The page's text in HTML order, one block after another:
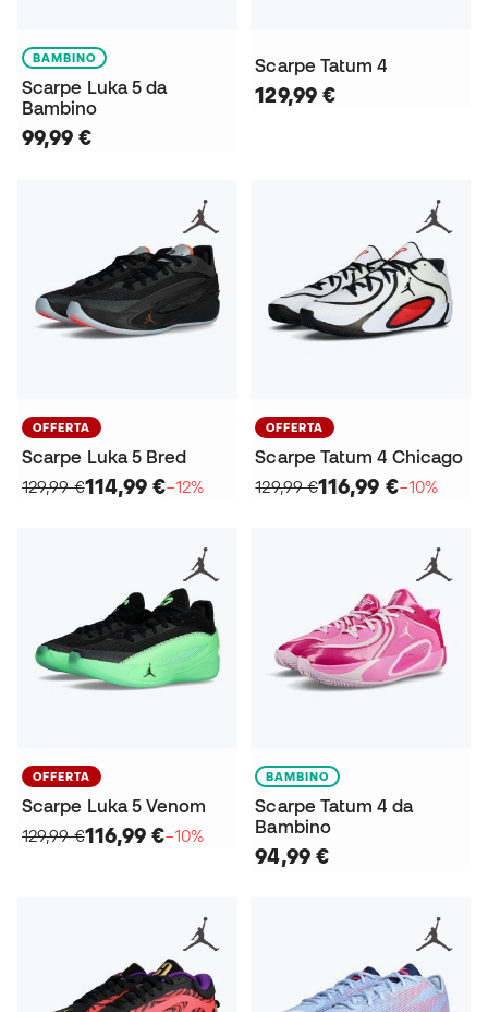
BAMBINO
Scarpe Luka 5 da
Bambino
99,99 €
Scarpe Tatum 4
129,99 €
OFFERTA
Scarpe Luka 5 Bred
129,99 €114,99 €−12%
OFFERTA
Scarpe Tatum 4 Chicago
129,99 €116,99 €−10%
OFFERTA
Scarpe Luka 5 Venom
129,99 €116,99 €−10%
BAMBINO
Scarpe Tatum 4 da
Bambino
94,99 €